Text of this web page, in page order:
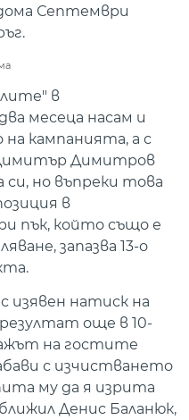
Септември
в
месеца насам и
кампанията, а с
Димитров
си, но въпреки това
в
пък, който също е
запазва 13-о
изявен натиск на
още в 10-
на гостите
с изчистването
му да я изрита
Денис Баланюк,